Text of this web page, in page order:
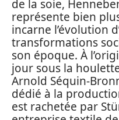
de la soie,
représente bien
incarne l’évolution
transformations
son époque. À
jour sous la
Arnold Séquin-
dédié à la
est rachetée par